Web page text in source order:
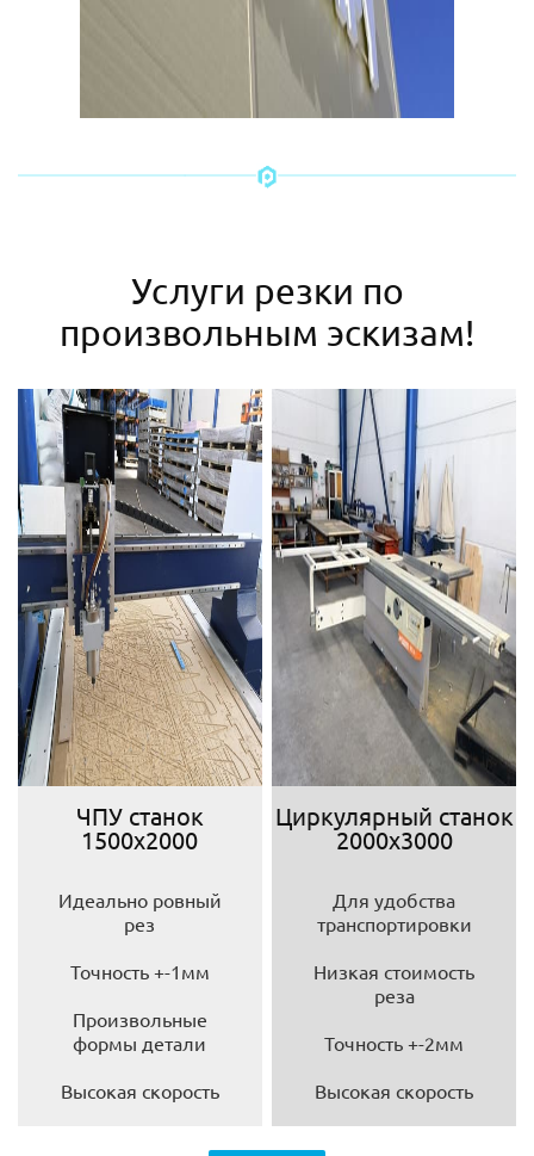
Услуги резки по
произвольным эскизам!
ЧПУ станок
1500х2000
Идеально ровный
рез
Точность +-1мм
Произвольные
формы детали
Высокая скорость
Циркулярный станок
2000х3000
Для удобства
транспортировки
Низкая стоимость
реза
Точность +-2мм
Высокая скорость